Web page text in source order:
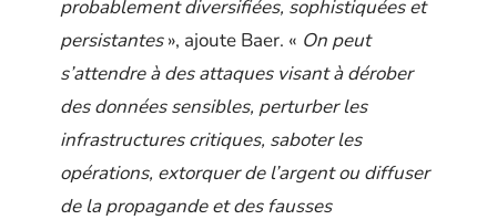
probablement diversifiées, sophistiquées et
persistantes», ajoute Baer. « On peut
s’attendre à des attaques visant à dérober
des données sensibles, perturber les
infrastructures critiques, saboter les
opérations, extorquer de l’argent ou diffuser
de la propagande et des fausses